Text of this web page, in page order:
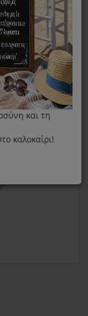
και τη
καλοκαίρι!